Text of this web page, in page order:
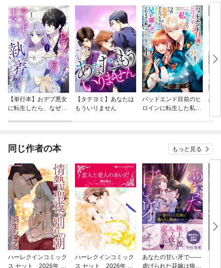
【単行本】おデブ悪女
に転生したら、なぜか
【タテヨミ】あなたは
もういりません
バッドエンド目前のヒ
ロインに転生した私、
結
同じ作者の本 もっと見る
ハーレクインコミック
ス セット 2026年 vo
ハーレクインコミック
ス セット 2026年 vo
あなたの甘い牙で――
虐げられた花嫁は狼の
あ